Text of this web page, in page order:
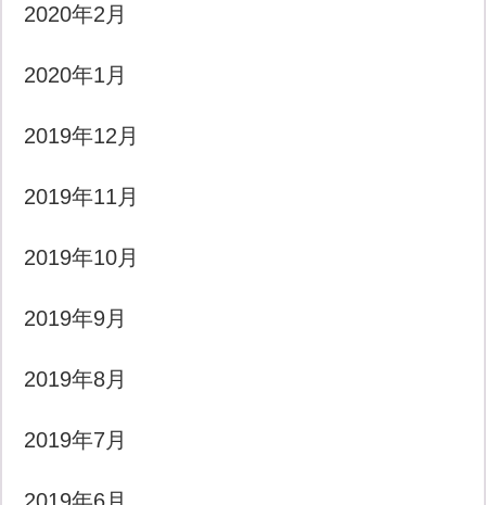
2020年2月
2020年1月
2019年12月
2019年11月
2019年10月
2019年9月
2019年8月
2019年7月
2019年6月